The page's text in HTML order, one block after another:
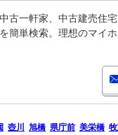
古一軒家、中古建売住
簡単検索。理想のマイ
壺川 旭橋 県庁前 美栄橋